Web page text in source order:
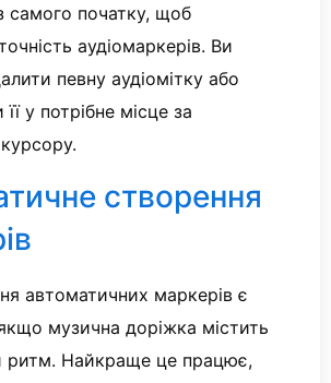
самого початку, щоб
аудіомаркерів. Ви
певну аудіомітку або
у потрібне місце за
створення
автоматичних маркерів є
музична доріжка містить
ритм. Найкраще це працює,